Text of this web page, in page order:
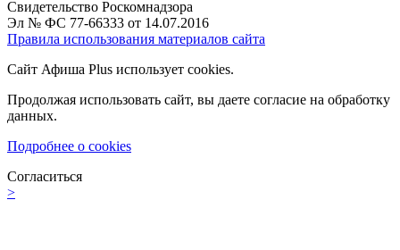
Свидетельство Роскомнадзора
Эл № ФС 77-66333 от 14.07.2016
Правила использования материалов сайта
Сайт Афиша Plus использует cookies.
Продолжая использовать сайт, вы даете согласие на обработку
данных.
Подробнее о cookies
Согласиться
>